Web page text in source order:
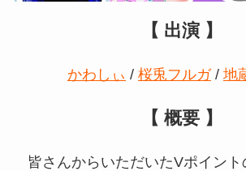
【 出演 】
かわしぃ / 桜兎フルガ/ 地
【 概要 】
皆さんからいただいたVポイント